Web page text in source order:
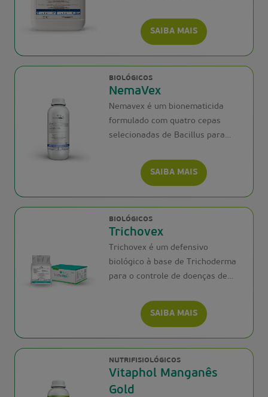
SAIBA MAIS
BIOLÓGICOS
NemaVex
Nemavex é um bionematicida
formulado com quatro cepas
selecionadas de Bacillus para
SAIBA MAIS
BIOLÓGICOS
Trichovex
Trichovex é um defensivo
biológico à base de Trichoderma
para o controle de doenças de
SAIBA MAIS
NUTRIFISIOLÓGICOS
Vitaphol Manganês
Gold